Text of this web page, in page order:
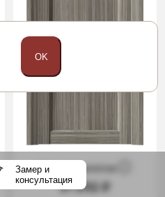
Цена за полотно
21 292 ₽
Замер и
консультация
OK